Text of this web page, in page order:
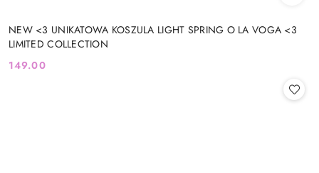
NEW <3 UNIKATOWA KOSZULA LIGHT SPRING O LA VOGA <3
LIMITED COLLECTION
Cena:
149.00